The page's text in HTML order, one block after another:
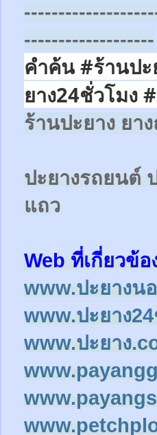
-------------------
คำค้น #ร้านป
ยาง24ชั่วโมง
ร้านปะยาง ยา
ปะยางรถยนต์
แถว
Web ที่เกี่ยวข้
www.ปะยางน
www.ปะยาง
www.ปะยาง